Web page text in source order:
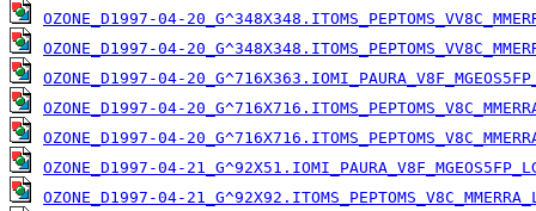
OZONE_D1997-04-
OZONE_D1997-04-
OZONE_D1997-04-
OZONE_D1997-04-
OZONE_D1997-04-
OZONE_D1997-04-
OZONE_D1997-04-